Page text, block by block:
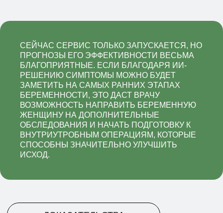
СЕЙЧАС СЕРВИС ТОЛЬКО ЗАПУСКАЕТСЯ, НО
ПРОГНОЗЫ ЕГО ЭФФЕКТИВНОСТИ ВЕСЬМА
БЛАГОПРИЯТНЫЕ. ЕСЛИ БЛАГОДАРЯ ИИ-
РЕШЕНИЮ СИМПТОМЫ МОЖНО БУДЕТ
ЗАМЕТИТЬ НА САМЫХ РАННИХ ЭТАПАХ
БЕРЕМЕННОСТИ, ЭТО ДАСТ ВРАЧУ
ВОЗМОЖНОСТЬ НАПРАВИТЬ БЕРЕМЕННУЮ
ЖЕНЩИНУ НА ДОПОЛНИТЕЛЬНЫЕ
ОБСЛЕДОВАНИЯ И НАЧАТЬ ПОДГОТОВКУ К
ВНУТРИУТРОБНЫМ ОПЕРАЦИЯМ, КОТОРЫЕ
СПОСОБНЫ ЗНАЧИТЕЛЬНО УЛУЧШИТЬ
ИСХОД.
ПРОЦЕССА: СКОЛЬКО
ПОТРАТИЛИ НА ИИ РЕШЕНИЕ, НА
ЧТО. КАК ЭТО ОКУПИТСЯ?